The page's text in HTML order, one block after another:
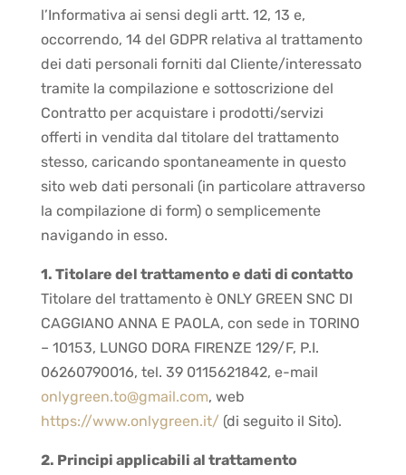
l’Informativa ai sensi degli artt. 12, 13 e,
occorrendo, 14 del GDPR relativa al trattamento
dei dati personali forniti dal Cliente/interessato
tramite la compilazione e sottoscrizione del
Contratto per acquistare i prodotti/servizi
offerti in vendita dal titolare del trattamento
stesso, caricando spontaneamente in questo
sito web dati personali (in particolare attraverso
la compilazione di form) o semplicemente
navigando in esso.
1. Titolare del trattamento e dati di contatto
Titolare del trattamento è ONLY GREEN SNC DI
CAGGIANO ANNA E PAOLA, con sede in TORINO
– 10153, LUNGO DORA FIRENZE 129/F, P.I.
06260790016, tel. 39 0115621842, e-mail
onlygreen.to@gmail.com, web
https://www.onlygreen.it/ (di seguito il Sito).
2. Principi applicabili al trattamento